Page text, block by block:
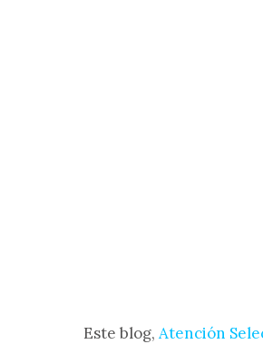
Este blog, Atención